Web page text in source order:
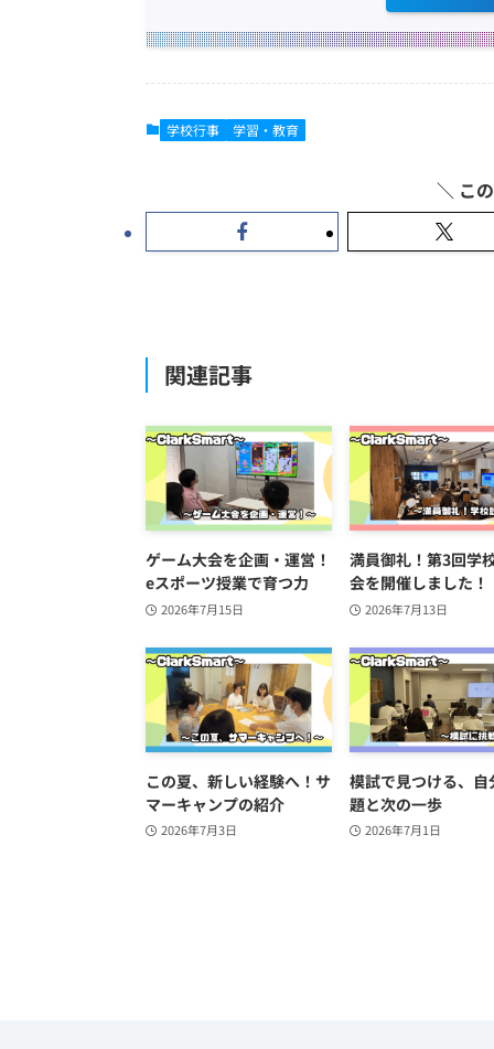
学校行事 学習・教育
関連記事
ゲーム大会を企画・運営！
eスポーツ授業で育つ力
2026年7月15日
満員御礼！第3回学
会を開催しました！
2026年7月13日
この夏、新しい経験へ！サ
マーキャンプの紹介
2026年7月3日
模試で見つける、自
題と次の一歩
2026年7月1日